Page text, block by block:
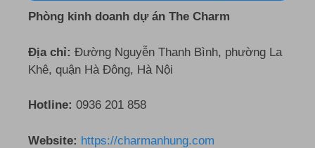
Phòng kinh doanh dự án The Charm
Địa chỉ: Đường Nguyễn Thanh Bình, phường La
Khê, quận Hà Đông, Hà Nội
Hotline: 0936 201 858
Website: https://charmanhung.com